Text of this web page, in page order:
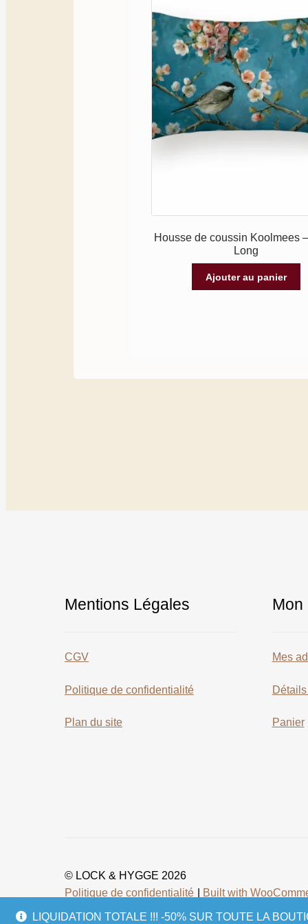
LIQUIDATION TOTALE !!! -50% SUR TOUTE LA
Housse de coussin Koolmees
Long
Ajouter au panier
Mentions Légales
CGV
Politique de confidentialité
Plan du site
Mon
Mes
Panier
© LOCK & HYGGE 2026
Politique de confidentialité
Built with